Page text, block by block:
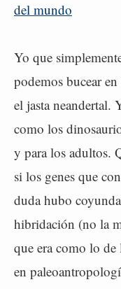
del mundo
Yo que
podemos bucear
el jasta neandertal.
como los
y para los adultos.
si los genes que
duda hubo
hibridación (no la
que era como lo de
en